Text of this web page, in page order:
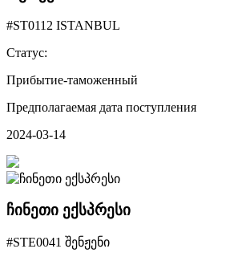
#ST0112 ISTANBUL
Статус:
Прибытие-таможенный
Предполагаемая дата поступления
2024-03-14
ჩინეთი ექსპრესი
#STE0041 შენჟენი